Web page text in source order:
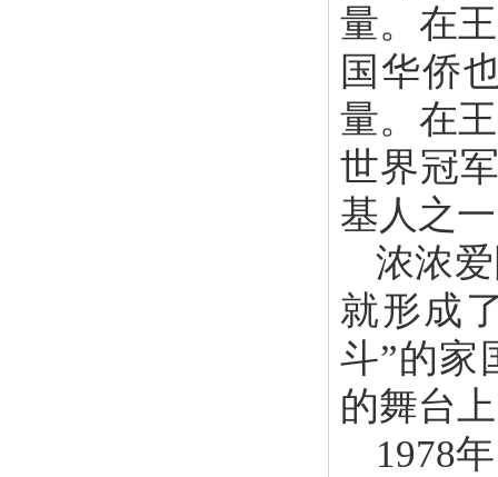
量。在
国华侨
量。在
世界冠
基人之
浓浓
就形成
斗”的家
的舞台
1978